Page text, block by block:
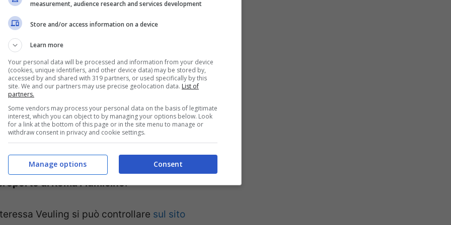
dai sindacati di settore
personale dipendente delle società che si
comprende i servizi di assistenza
la gestione degli imbarchi e i servizi di
sempre da Cub Trasporti per il
gli assistenti di volo)
.
mentre
della società di handling Aviapartner
di Roma Fiumicino.
Veuling si può controllare sul sito
measurement, audience research and services development
Store and/or access information on a device
Learn more
Your personal data will be processed and information from your device
(cookies, unique identifiers, and other device data) may be stored by,
accessed by and shared with 319 partners, or used specifically by this
site. We and our partners may use precise geolocation data. List of
partners.
Some vendors may process your personal data on the basis of legitimate
interest, which you can object to by managing your options below. Look
for a link at the bottom of this page or in the site menu to manage or
withdraw consent in privacy and cookie settings.
Consent
Manage options